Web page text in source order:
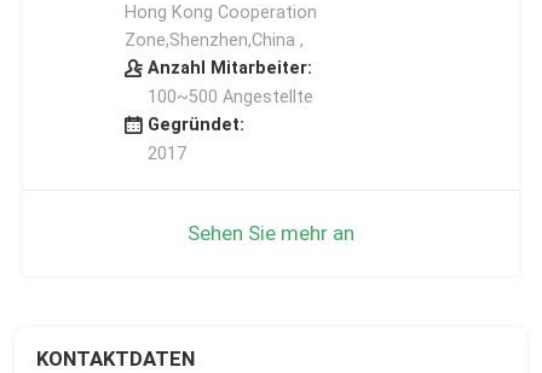
Hong Kong Cooperation
Zone,Shenzhen,China ,
Anzahl Mitarbeiter:
100~500 Angestellte
Gegründet:
2017
Sehen Sie mehr an
KONTAKTDATEN